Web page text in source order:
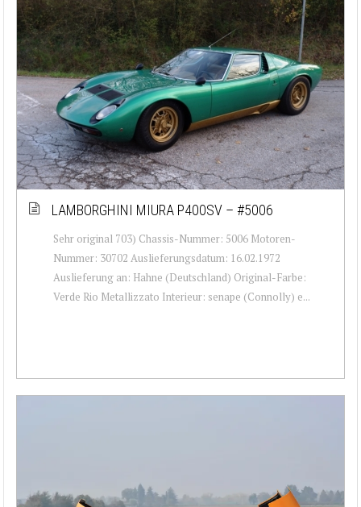
LAMBORGHINI MIURA P400SV – #5006
Sehr original 703) Chassis-Nummer: 5006 Motoren-
Nummer: 30702 Auslieferungsdatum: 16.02.1972
Auslieferung an: Hahne (Deutschland) Original-Farbe:
Verde Rio Metallizzato Interieur: senape (Connolly) e...